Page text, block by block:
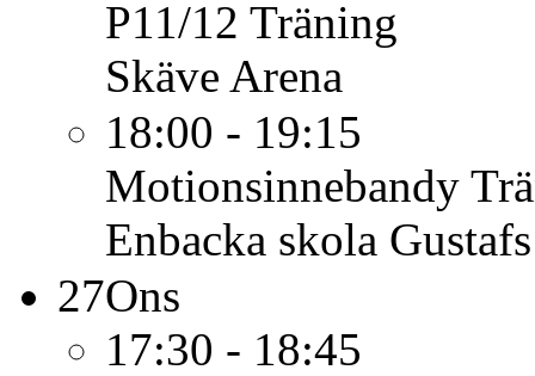
P11/12 Träning
Skäve Arena
18:00 - 19:15
Motionsinnebandy
Enbacka skola
27Ons
17:30 - 18:45